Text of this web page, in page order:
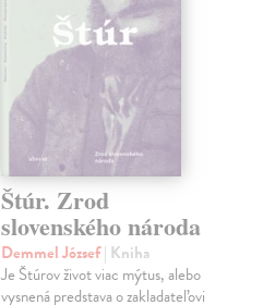
Štúr. Zrod
slovenského národa
Demmel József| Kniha
Je Štúrov život viac mýtus, alebo
vysnená predstava o zakladateľovi